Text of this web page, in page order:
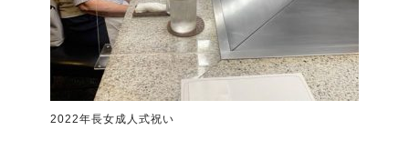
2022年長女成人式祝い